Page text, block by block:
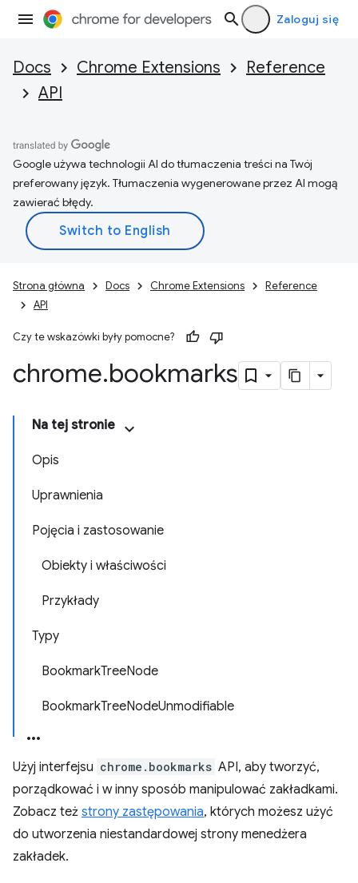
Zaloguj się
Docs Chrome Extensions
Reference
API
Google używa technologii AI do tłumaczenia treści na Twój
preferowany język. Tłumaczenia wygenerowane przez AI mogą
zawierać błędy.
Strona główna Docs Chrome Extensions
Reference
API
Czy te wskazówki były pomocne?
chrome.bookmarks
Na tej stronie
Opis
Uprawnienia
Pojęcia i zastosowanie
Obiekty i właściwości
Przykłady
Typy
BookmarkTreeNode
BookmarkTreeNodeUnmodifiable
Użyj interfejsu chrome.bookmarks API, aby tworzyć,
porządkować i w inny sposób manipulować zakładkami.
Zobacz też strony zastępowania, których możesz użyć
do utworzenia niestandardowej strony menedżera
zakładek.